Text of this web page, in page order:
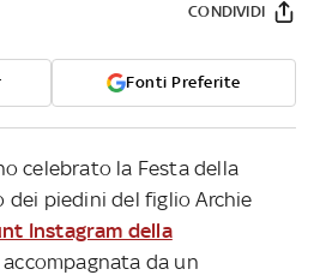
Fonti Preferite
CONDIVIDI
celebrato la Festa della
dei piedini del figlio Archie
Instagram della
accompagnata da un